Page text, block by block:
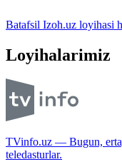
Batafsil Izoh.uz loyihasi
Loyihalarimiz
TVinfo.uz — Bugun,
teledasturlar.